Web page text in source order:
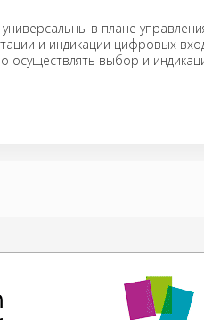
в плане
и индикации цифровых
выбор и